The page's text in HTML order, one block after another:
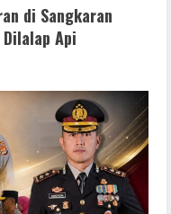
di Sangkaran
Api